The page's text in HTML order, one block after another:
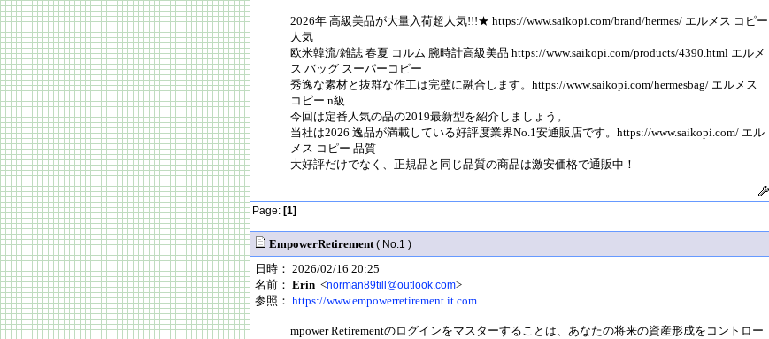
2026年 高級美品が大量入荷超人気!!!★ https://www.saikopi.com/brand/hermes/ エルメス コピー
人気
欧米韓流/雑誌 春夏 コルム 腕時計高級美品 https://www.saikopi.com/products/4390.html エルメ
ス バッグ スーパーコピー
秀逸な素材と抜群な作工は完璧に融合します。https://www.saikopi.com/hermesbag/ エルメス
コピー n級
今回は定番人気の品の2019最新型を紹介しましょう。
当社は2026 逸品が満載している好評度業界No.1安通販店です。https://www.saikopi.com/ エル
メス コピー 品質
大好評だけでなく、正規品と同じ品質の商品は激安価格で通販中！
Page: [1]
EmpowerRetirement ( No.1 )
日時： 2026/02/16 20:25
名前： Erin <norman89till@outlook.com>
参照： https://www.empowerretirement.it.com
mpower Retirementのログインをマスターすることは、あなたの将来の資産形成をコントロー